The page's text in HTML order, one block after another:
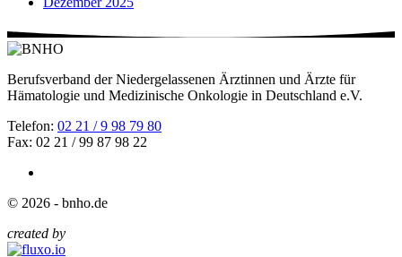
Berufsverband der Niedergelassenen Ärztinnen und Ärzte für
Hämatologie und Medizinische Onkologie in Deutschland e.V.
Telefon: 02 21 / 9 98 79 80
Fax: 02 21 / 99 87 98 22
© 2026 - bnho.de
created by